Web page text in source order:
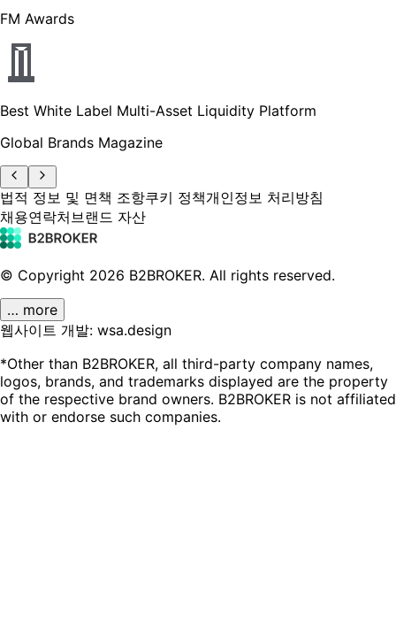
FM Awards
Best White Label Multi-Asset Liquidity Platform
Global Brands Magazine
법적 정보 및 면책 조항쿠키 정책개인정보 처리방침
채용연락처 브랜드 자산
© Copyright 2026 B2BROKER. All rights reserved.
… more
웹사이트 개발: wsa.design
*Other than B2BROKER, all third-party company names,
logos, brands, and trademarks displayed are the property
of the respective brand owners. B2BROKER is not affiliated
with or endorse such companies.